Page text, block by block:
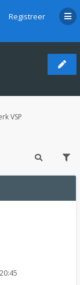
Registreer
VSP